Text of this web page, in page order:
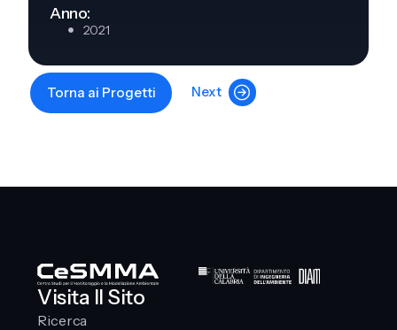
Anno:
2021
Torna ai Progetti Next
Visita Il Sito
Ricerca